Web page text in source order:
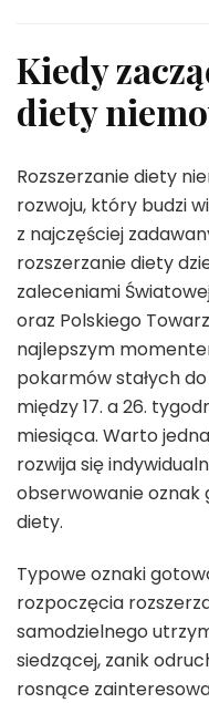
Kiedy
diety
Rozszerzanie diety
rozwoju, który budzi
z najczęściej
rozszerzanie diety
zaleceniami
oraz Polskiego
najlepszym
pokarmów stałych
między 17. a 26.
miesiąca. Warto
rozwija się
obserwowanie oznak
diety.
Typowe oznaki
rozpoczęcia
samodzielnego
siedzącej, zanik
rosnące